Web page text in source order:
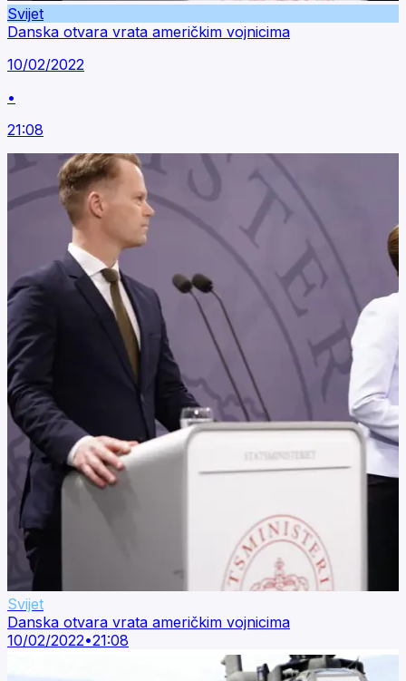
Svijet
Danska otvara vrata američkim vojnicima
10/02/2022
•
21:08
Svijet
Danska otvara vrata američkim vojnicima
10/02/2022•21:08